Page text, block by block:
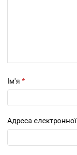
Ім'я *
Адреса